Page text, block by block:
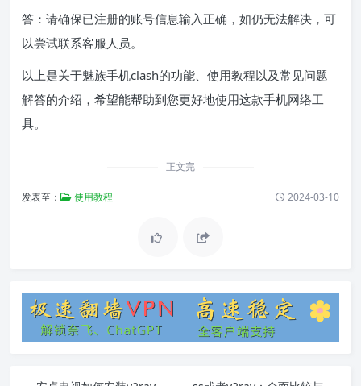
答：请确保已注册的账号信息输入正确，如仍无法解决，可
以尝试联系客服人员。
以上是关于魅族手机clash的功能、使用教程以及常见问题
解答的介绍，希望能帮助到您更好地使用这款手机网络工
具。
正文完
发表至： 使用教程 2024-03-10